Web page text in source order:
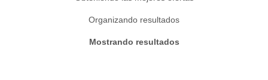
Organizando resultados
Mostrando resultados